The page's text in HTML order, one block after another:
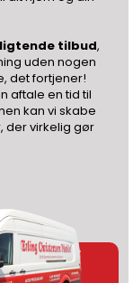
tilbud,
uden nogen
det fortjener!
aftale en tid til
kan vi skabe
virkelig gør